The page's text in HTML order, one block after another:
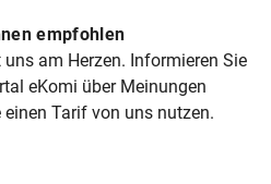
empfohlen
uns am Herzen. Informieren Sie
eKomi über Meinungen
Tarif von uns nutzen.